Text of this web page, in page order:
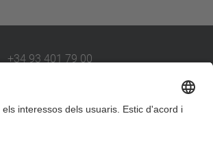
+34 93 401 79 00